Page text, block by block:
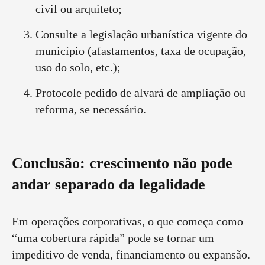
civil ou arquiteto;
Consulte a legislação urbanística vigente do
município (afastamentos, taxa de ocupação,
uso do solo, etc.);
Protocole pedido de alvará de ampliação ou
reforma, se necessário.
Conclusão: crescimento não pode
andar separado da legalidade
Em operações corporativas, o que começa como
“uma cobertura rápida” pode se tornar um
impeditivo de venda, financiamento ou expansão.